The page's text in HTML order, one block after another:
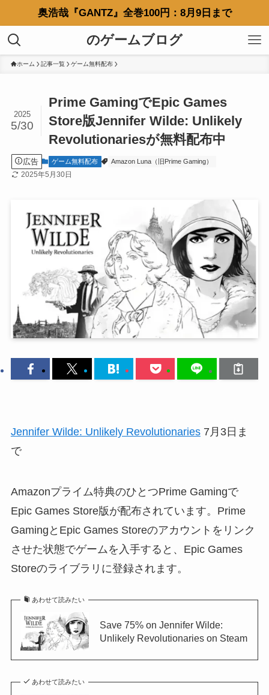
奥浩哉『GANTZ』全巻100円：8月9日まで
のゲームブログ
ホーム 記事一覧 ゲーム無料配布
Prime GamingでEpic Games
Store版Jennifer Wilde: Unlikely
Revolutionariesが無料配布中
2025
5/30
広告 ゲーム無料配布 Amazon Luna（旧Prime Gaming）
2025年5月30日
Jennifer Wilde: Unlikely Revolutionaries7月3日ま
で
Amazonプライム特典のひとつPrime Gamingで
Epic Games Store版が配布されています。Prime
GamingとEpic Games Storeのアカウントをリンク
させた状態でゲームを入手すると、Epic Games
Storeのライブラリに登録されます。
あわせて読みたい
Save 75% on Jennifer Wilde:
Unlikely Revolutionaries on Steam
あわせて読みたい